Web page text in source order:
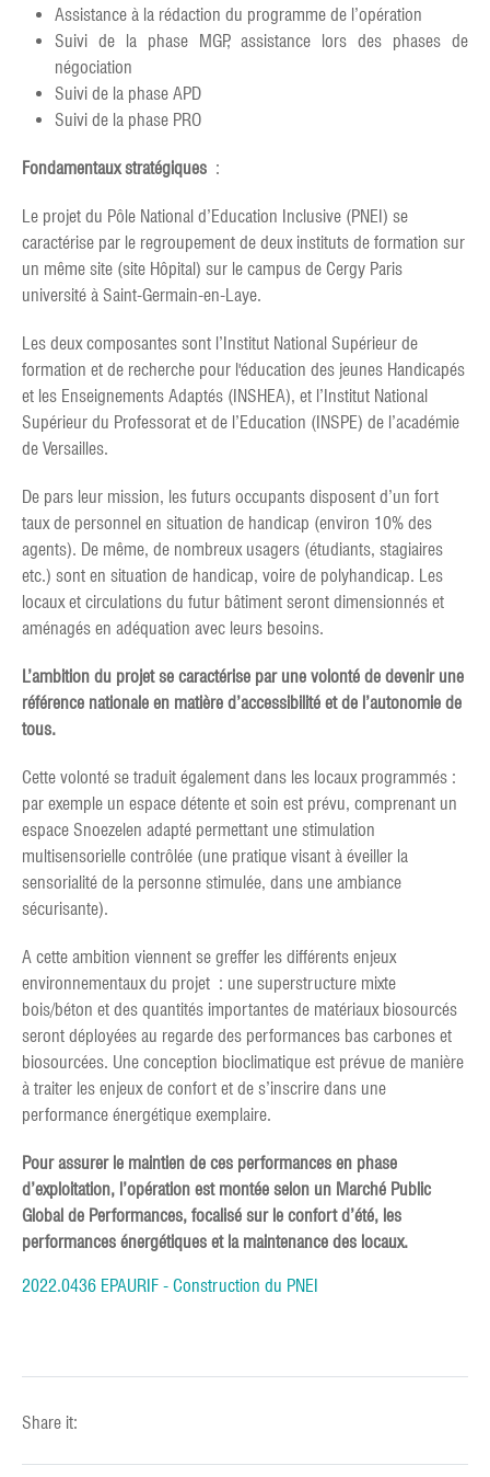
Assistance à la rédaction du programme de l’opération
Suivi de la phase MGP, assistance lors des phases de
négociation
Suivi de la phase APD
Suivi de la phase PRO
Fondamentaux stratégiques :
Le projet du Pôle National d’Education Inclusive (PNEI) se
caractérise par le regroupement de deux instituts de formation sur
un même site (site Hôpital) sur le campus de Cergy Paris
université à Saint-Germain-en-Laye.
Les deux composantes sont l’Institut National Supérieur de
formation et de recherche pour l'éducation des jeunes Handicapés
et les Enseignements Adaptés (INSHEA), et l’Institut National
Supérieur du Professorat et de l’Education (INSPE) de l’académie
de Versailles.
De pars leur mission, les futurs occupants disposent d’un fort
taux de personnel en situation de handicap (environ 10% des
agents). De même, de nombreux usagers (étudiants, stagiaires
etc.) sont en situation de handicap, voire de polyhandicap. Les
locaux et circulations du futur bâtiment seront dimensionnés et
aménagés en adéquation avec leurs besoins.
L’ambition du projet se caractérise par une volonté de devenir une
référence nationale en matière d’accessibilité et de l’autonomie de
tous.
Cette volonté se traduit également dans les locaux programmés :
par exemple un espace détente et soin est prévu, comprenant un
espace Snoezelen adapté permettant une stimulation
multisensorielle contrôlée (une pratique visant à éveiller la
sensorialité de la personne stimulée, dans une ambiance
sécurisante).
A cette ambition viennent se greffer les différents enjeux
environnementaux du projet : une superstructure mixte
bois/béton et des quantités importantes de matériaux biosourcés
seront déployées au regarde des performances bas carbones et
biosourcées. Une conception bioclimatique est prévue de manière
à traiter les enjeux de confort et de s’inscrire dans une
performance énergétique exemplaire.
Pour assurer le maintien de ces performances en phase
d’exploitation, l’opération est montée selon un Marché Public
Global de Performances, focalisé sur le confort d’été, les
performances énergétiques et la maintenance des locaux.
2022.0436 EPAURIF - Construction du PNEI
Share it: